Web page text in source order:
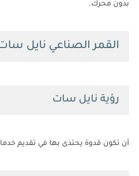
بدون محرك.
القمر الصناعي نايل
رؤية نايل سات
أن تكون قدوة يحتذى بها في تقديم